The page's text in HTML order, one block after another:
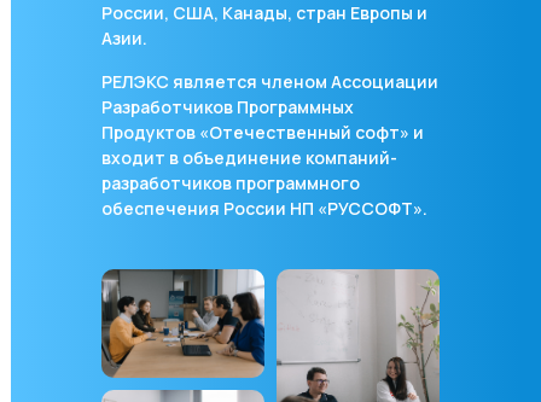
России, США, Канады, стран Европы и
Азии.
РЕЛЭКС является членом Ассоциации
Разработчиков Программных
Продуктов «Отечественный софт» и
входит в объединение компаний-
разработчиков программного
обеспечения России НП «РУССОФТ».